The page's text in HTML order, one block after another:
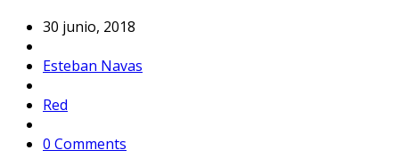
30 junio, 2018
Esteban Navas
Red
0 Comments